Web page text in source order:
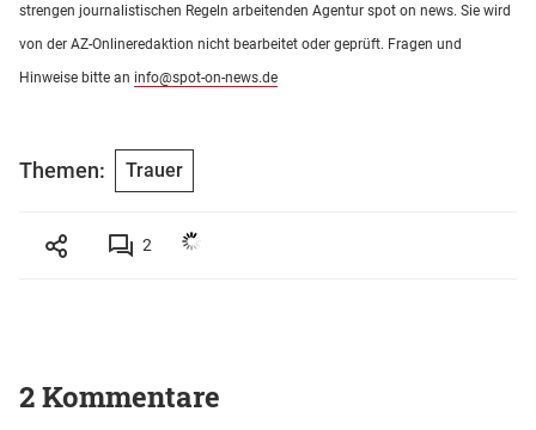
strengen journalistischen Regeln arbeitenden Agentur spot on news. Sie wird
von der AZ-Onlineredaktion nicht bearbeitet oder geprüft. Fragen und
Hinweise bitte an info@spot-on-news.de
Themen: Trauer
2
2 Kommentare